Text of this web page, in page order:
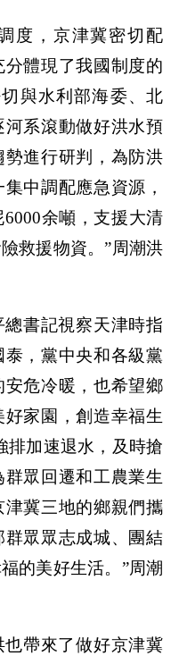
度，京津冀密切配
體現了我國制度的
與水利部海委、北
系滾動做好洪水預
進行研判，為防洪
中調配應急資源，
余噸，支援大清
救援物資。”周潮洪
書記視察天津時指
，黨中央和各級黨
危冷暖，也希望鄉
家園，創造幸福生
排加速退水，及時搶
眾回遷和工農業生
冀三地的鄉親們攜
眾眾志成城、團結
的美好生活。”周潮
帶來了做好京津冀